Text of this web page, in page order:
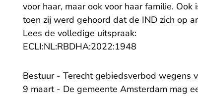
voor haar, maar ook voor haar familie.
toen zij werd gehoord dat de IND zich op
Lees de volledige uitspraak:
ECLI:NL:RBDHA:2022:1948
Bestuur - Terecht gebiedsverbod wegens
9 maart - De gemeente Amsterdam mag